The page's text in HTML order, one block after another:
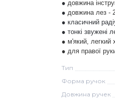
● довжина
● довжина лез -
● класичний
● тонкі звужені
● м'який, легкий
● для правої
Тип
Форма ручок
Довжина ручек